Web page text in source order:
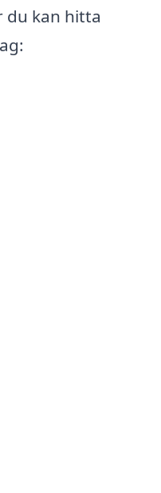
du kan hitta